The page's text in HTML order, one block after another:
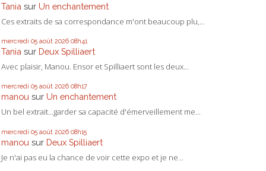
Tania sur Un enchantement
Ces extraits de sa correspondance m'ont beaucoup plu,...
mercredi 05 août 2026 08h41
Tania sur Deux Spilliaert
Avec plaisir, Manou. Ensor et Spilliaert sont les deux...
mercredi 05 août 2026 08h17
manou sur Un enchantement
Un bel extrait...garder sa capacité d'émerveillement me...
mercredi 05 août 2026 08h15
manou sur Deux Spilliaert
Je n'ai pas eu la chance de voir cette expo et je ne...